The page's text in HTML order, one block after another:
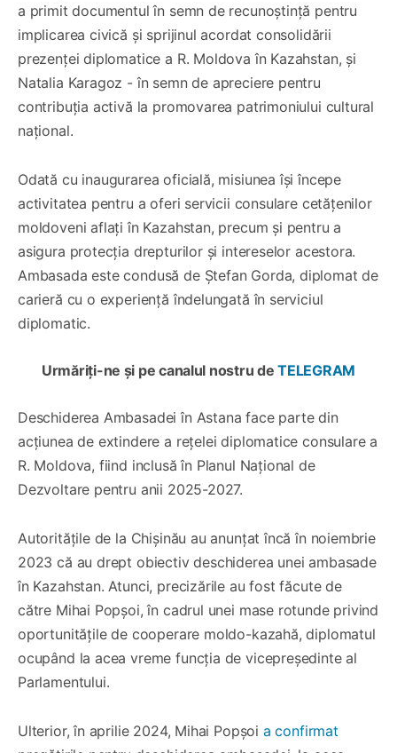
a primit documentul în semn de recunoștință pentru
implicarea civică și sprijinul acordat consolidării
prezenței diplomatice a R. Moldova în Kazahstan, și
Natalia Karagoz - în semn de apreciere pentru
contribuția activă la promovarea patrimoniului cultural
național.
Odată cu inaugurarea oficială, misiunea își începe
activitatea pentru a oferi servicii consulare cetățenilor
moldoveni aflați în Kazahstan, precum și pentru a
asigura protecția drepturilor și intereselor acestora.
Ambasada este condusă de Ștefan Gorda, diplomat de
carieră cu o experiență îndelungată în serviciul
diplomatic.
Urmăriți-ne și pe canalul nostru de TELEGRAM
Deschiderea Ambasadei în Astana face parte din
acțiunea de extindere a rețelei diplomatice consulare a
R. Moldova, fiind inclusă în Planul Național de
Dezvoltare pentru anii 2025-2027.
Autoritățile de la Chișinău au anunțat încă în noiembrie
2023 că au drept obiectiv deschiderea unei ambasade
în Kazahstan. Atunci, precizările au fost făcute de
către Mihai Popșoi, în cadrul unei mase rotunde privind
oportunitățile de cooperare moldo-kazahă, diplomatul
ocupând la acea vreme funcția de vicepreședinte al
Parlamentului.
Ulterior, în aprilie 2024, Mihai Popșoi a confirmat